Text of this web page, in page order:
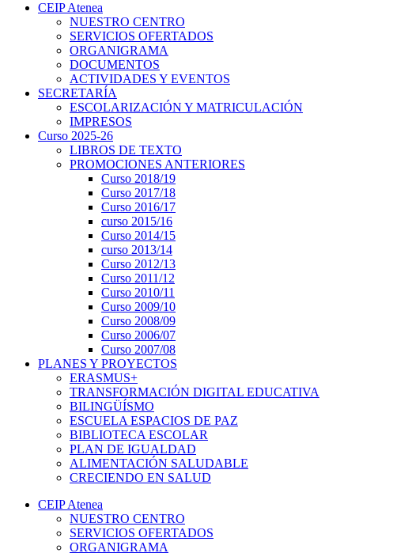
CEIP Atenea
NUESTRO CENTRO
SERVICIOS OFERTADOS
ORGANIGRAMA
DOCUMENTOS
ACTIVIDADES Y EVENTOS
SECRETARÍA
ESCOLARIZACIÓN Y MATRICULACIÓN
IMPRESOS
Curso 2025-26
LIBROS DE TEXTO
PROMOCIONES ANTERIORES
Curso 2018/19
Curso 2017/18
Curso 2016/17
curso 2015/16
Curso 2014/15
curso 2013/14
Curso 2012/13
Curso 2011/12
Curso 2010/11
Curso 2009/10
Curso 2008/09
Curso 2006/07
Curso 2007/08
PLANES Y PROYECTOS
ERASMUS+
TRANSFORMACIÓN DIGITAL EDUCATIVA
BILINGÜÍSMO
ESCUELA ESPACIOS DE PAZ
BIBLIOTECA ESCOLAR
PLAN DE IGUALDAD
ALIMENTACIÓN SALUDABLE
CRECIENDO EN SALUD
CEIP Atenea
NUESTRO CENTRO
SERVICIOS OFERTADOS
ORGANIGRAMA